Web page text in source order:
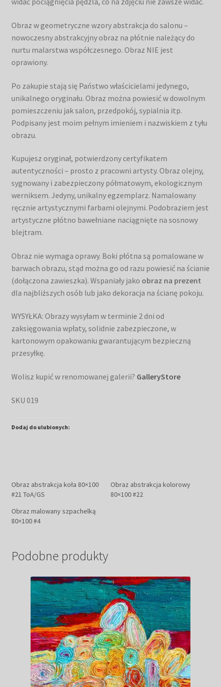
Obraz w geometryczne wzory abstrakcja do salonu –
nowoczesny abstrakcyjny obraz na płótnie należący do
nurtu malarstwa współczesnego. Obraz NIE jest
oprawiony.
Po zakupie stają się Państwo właścicielami jedynego,
unikalnego oryginału. Obraz można powiesić w dowolnym
pomieszczeniu jak salon, przedpokój, sypialnia itp.
Podpisany jest moim pełnym imieniem i nazwiskiem z tyłu
obrazu.
Kupujesz oryginał, potwierdzony certyfikatem
autentyczności – prosto z pracowni artysty. Obraz olejny,
sygnowany i zabezpieczony półmatowym, ekologicznym
werniksem. Jedyny, unikalny egzemplarz. Namalowany
ręcznie artystycznymi farbami olejnymi. Podobraziem jest
artystyczne płótno bawełniane naciągnięte na sosnowy
blejtram.
Obraz nie wymaga oprawy. Boki płótna są pomalowane w
barwach obrazu, stąd można go od razu powiesić na ścianie
(dołączona zawieszka). Wspaniały jako obraz na prezent
dla najbliższych osób lub jako dekoracja na ścianę pokoju.
WYSYŁKA: Obrazy wysyłam w terminie 2 dni od
zaksięgowania wpłaty, solidnie zabezpieczone, w
kartonowym opakowaniu gwarantującym bezpieczną
przesyłkę.
Wolisz kupić w renomowanej galerii? GalleryStore
SKU 019
Dodaj do ulubionych:
Obraz abstrakcja koła 80×100
#21 ToA/GS
Obraz abstrakcja kolorowy
80×100 #22
Obraz malowany szpachelką
80×100 #4
Podobne produkty